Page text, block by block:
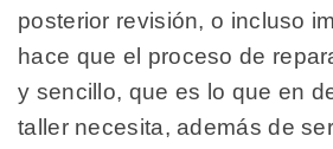
posterior revisión, o incluso
hace que el proceso de
y sencillo, que es lo que en
taller necesita, además de